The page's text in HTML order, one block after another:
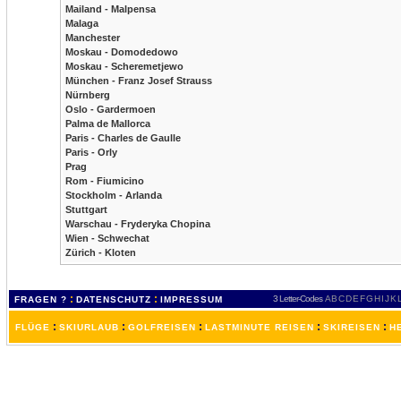
Mailand - Malpensa
Malaga
Manchester
Moskau - Domodedowo
Moskau - Scheremetjewo
München - Franz Josef Strauss
Nürnberg
Oslo - Gardermoen
Palma de Mallorca
Paris - Charles de Gaulle
Paris - Orly
Prag
Rom - Fiumicino
Stockholm - Arlanda
Stuttgart
Warschau - Fryderyka Chopina
Wien - Schwechat
Zürich - Kloten
FRAGEN ? : DATENSCHUTZ : IMPRESSUM 3 Letter-Codes ABCDEFGH IJKL
FLÜGE : SKIURLAUB : GOLFREISEN : LASTMINUTE REISEN : SKIREISEN :